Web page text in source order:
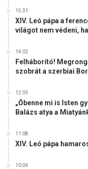
15:31
XIV. Leó pápa a
világot nem védeni,
14:02
Felháborító!
szobrát a szerbiai
12:35
„Őbenne mi is Isten
Balázs atya a
11:08
XIV. Leó pápa
10:04